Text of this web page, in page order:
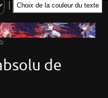
Choix de la couleur du texte
de